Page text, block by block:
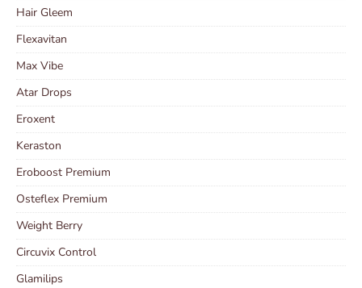
Hair Gleem
Flexavitan
Max Vibe
Atar Drops
Eroxent
Keraston
Eroboost Premium
Osteflex Premium
Weight Berry
Circuvix Control
Glamilips